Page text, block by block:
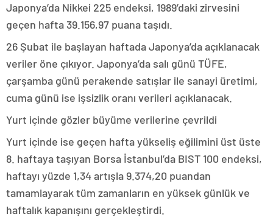
Japonya’da Nikkei 225 endeksi, 1989’daki zirvesini
geçen hafta 39.156,97 puana taşıdı.
26 Şubat ile başlayan haftada Japonya’da açıklanacak
veriler öne çıkıyor. Japonya’da salı günü TÜFE,
çarşamba günü perakende satışlar ile sanayi üretimi,
cuma günü ise işsizlik oranı verileri açıklanacak.
Yurt içinde gözler büyüme verilerine çevrildi
Yurt içinde ise geçen hafta yükseliş eğilimini üst üste
8. haftaya taşıyan Borsa İstanbul’da BIST 100 endeksi,
haftayı yüzde 1,34 artışla 9.374,20 puandan
tamamlayarak tüm zamanların en yüksek günlük ve
haftalık kapanışını gerçekleştirdi.